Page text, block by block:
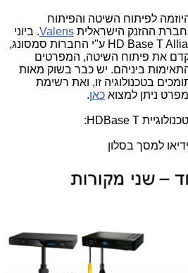
לפיתוח השיטה והפיתוח
ההזנק הישראלית Valens. ביוני
HD Base T ע"י החברות סמסונג,
את פיתוח השיטה, המפרטים
ביניהם. יש כבר בשוק מאות
בטכנולוגיה זו, ואת רשימת
ניתן למצוא כאן.
HDBase T
:
למסך בסלון